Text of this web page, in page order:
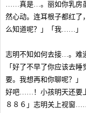
……真是…。丽如你乳房
然心动。连耳根子都红
么知道呢？」「我……」
志明不知如何去接…。难
「好了不早了你应该去
要。我想再和你聊呢？」
好吧……！小孩明天还
８８６」志明关上视窗